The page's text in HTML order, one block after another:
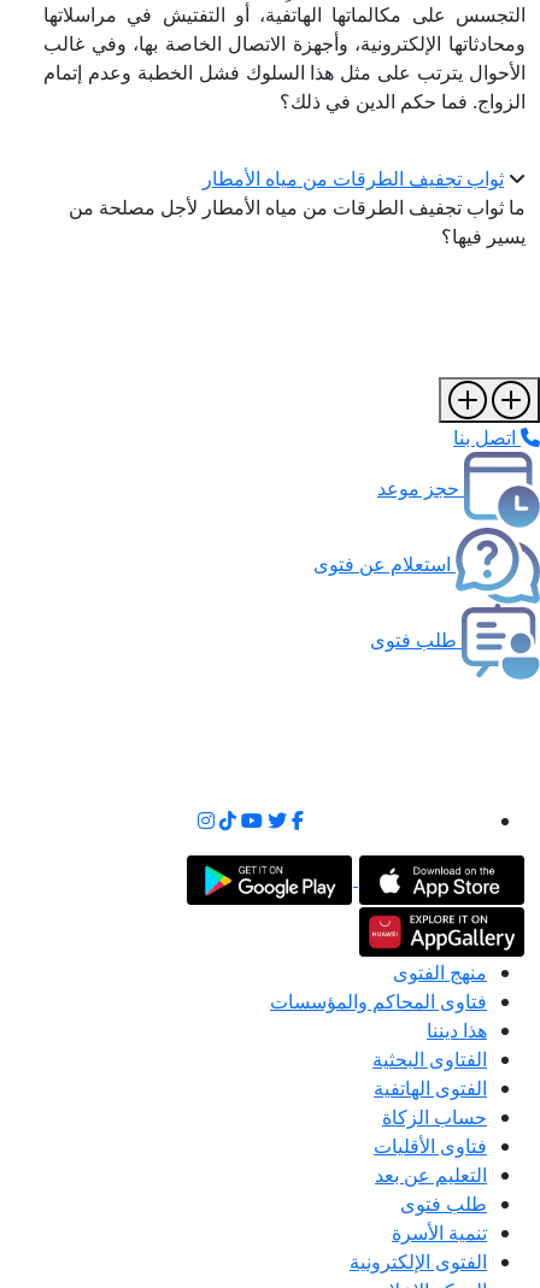
التجسس على مكالماتها الهاتفية، أو التفتيش في مراسلاتها
ومحادثاتها الإلكترونية، وأجهزة الاتصال الخاصة بها، وفي غالب
الأحوال يترتب على مثل هذا السلوك فشل الخطبة وعدم إتمام
الزواج. فما حكم الدين في ذلك؟
ثواب تجفيف الطرقات من مياه الأمطار
ما ثواب تجفيف الطرقات من مياه الأمطار لأجل مصلحة من
يسير فيها؟
اتصل بنا
حجز موعد
استعلام عن فتوى
طلب فتوى
منهج الفتوى
فتاوى المحاكم والمؤسسات
هذا ديننا
الفتاوى البحثية
الفتوى الهاتفية
حساب الزكاة
فتاوى الأقليات
التعليم عن بعد
طلب فتوى
تنمية الأسرة
الفتوى الإلكترونية